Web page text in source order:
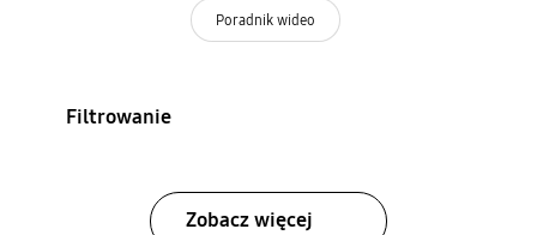
Poradnik wideo
Filtrowanie
Zobacz więcej